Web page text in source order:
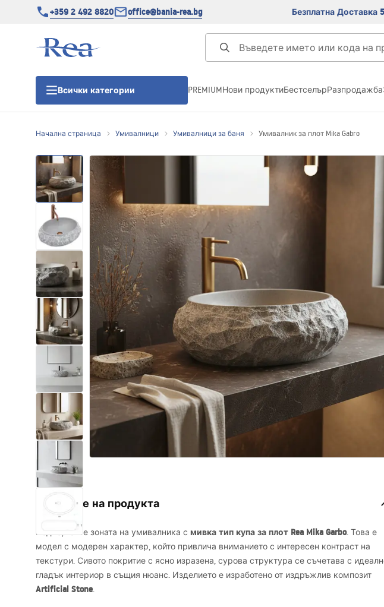
+359 2 492 8820 office@bania-rea.bg Безплатна Доставка
Всички категории
Душ кабини
Душ корита
Линейни сифони
Комплект тоалетна чиния с
биде WC
Умивалници
Вани и Паравани
Смесители за баня
Душ панели
Кухня
PREMIUMНови продуктиБестселърРазпродажба
Начална страница Умивалници Умивалници за баня Умивалник за плот Mika Gabro
Описание на продукта
Подчертайте зоната на умивалника с мивка тип купа за плот Rea Mika Garbo. Това е
модел с модерен характер, който привлича вниманието с интересен контраст на
текстури. Сивото покритие с ясно изразена, сурова структура се съчетава с
гладък интериор в същия нюанс. Изделието е изработено от издръжлив композит
Artificial Stone.